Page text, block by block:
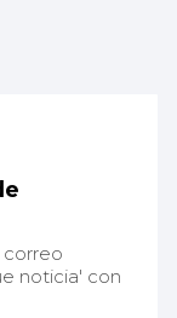
correo
noticia' con